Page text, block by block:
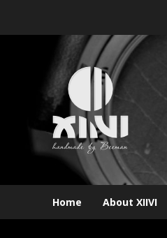
Home About XIIVI